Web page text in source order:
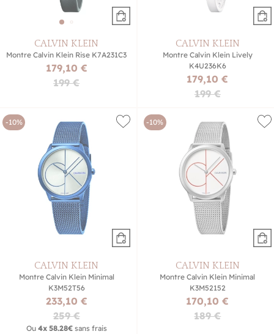
CALVIN KLEIN
Montre Calvin Klein Rise K7A231C3
179,10 €
199 €
CALVIN KLEIN
Montre Calvin Klein Lively
K4U236K6
179,10 €
199 €
-10%
CALVIN KLEIN
Montre Calvin Klein Minimal
K3M52T56
233,10 €
259 €
Ou 4x 58.28€sans frais
-10%
CALVIN KLEIN
Montre Calvin Klein Minimal
K3M52152
170,10 €
189 €